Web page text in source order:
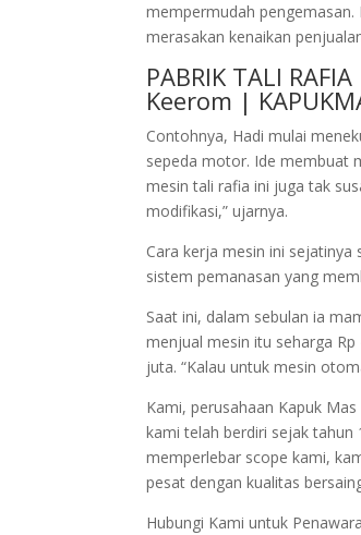
mempermudah
merasakan kenaikan
PABRIK TALI
Keerom |
Contohnya, Hadi mulai
sepeda motor. Ide membuat
mesin tali rafia ini juga tak
modifikasi,” ujarnya.
Cara kerja mesin ini sejatinya
sistem pemanasan yang
Saat ini, dalam sebulan ia
menjual mesin itu seharga
juta. “Kalau untuk mesin
Kami, perusahaan Kapuk
kami telah berdiri sejak tahun
memperlebar scope kami,
pesat dengan kualitas
Hubungi Kami untuk